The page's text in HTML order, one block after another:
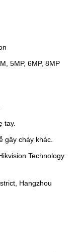
5MP, 6MP, 8MP
tay.
gây cháy khác.
Technology
Hangzhou